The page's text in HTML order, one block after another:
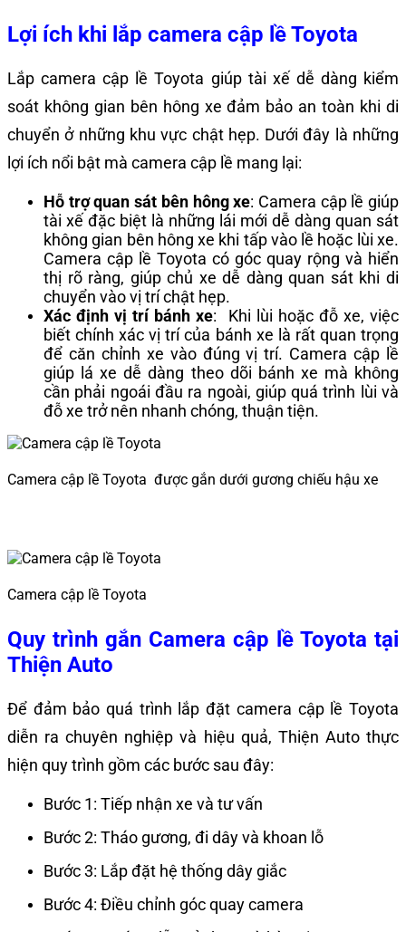
Lợi ích khi lắp camera cập lề Toyota
Lắp camera cập lề Toyota giúp tài xế dễ dàng kiểm
soát không gian bên hông xe đảm bảo an toàn khi di
chuyển ở những khu vực chật hẹp. Dưới đây là những
lợi ích nổi bật mà camera cập lề mang lại:
Hỗ trợ quan sát bên hông xe: Camera cập lề giúp
tài xế đặc biệt là những lái mới dễ dàng quan sát
không gian bên hông xe khi tấp vào lề hoặc lùi xe.
Camera cập lề Toyota có góc quay rộng và hiển
thị rõ ràng, giúp chủ xe dễ dàng quan sát khi di
chuyển vào vị trí chật hẹp.
Xác định vị trí bánh xe: Khi lùi hoặc đỗ xe, việc
biết chính xác vị trí của bánh xe là rất quan trọng
để căn chỉnh xe vào đúng vị trí. Camera cập lề
giúp lá xe dễ dàng theo dõi bánh xe mà không
cần phải ngoái đầu ra ngoài, giúp quá trình lùi và
đỗ xe trở nên nhanh chóng, thuận tiện.
Camera cập lề Toyota được gắn dưới gương chiếu hậu xe
Camera cập lề Toyota
Quy trình gắn Camera cập lề Toyota tại
Thiện Auto
Để đảm bảo quá trình lắp đặt camera cập lề Toyota
diễn ra chuyên nghiệp và hiệu quả, Thiện Auto thực
hiện quy trình gồm các bước sau đây:
Bước 1: Tiếp nhận xe và tư vấn
Bước 2: Tháo gương, đi dây và khoan lỗ
Bước 3: Lắp đặt hệ thống dây giắc
Bước 4: Điều chỉnh góc quay camera